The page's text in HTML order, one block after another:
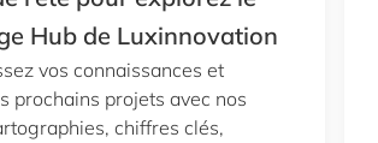
Hub de Luxinnovation
vos connaissances et
prochains projets avec nos
chiffres clés,